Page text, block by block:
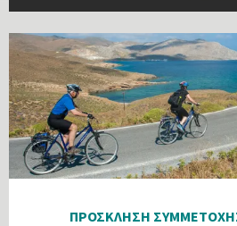
ΠΡΟΣΚΛΗΣΗ